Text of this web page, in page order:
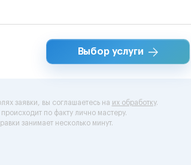
Выбор услуги
заявки, вы соглашаетесь на их обработку.
по факту лично мастеру.
занимает несколько минут.